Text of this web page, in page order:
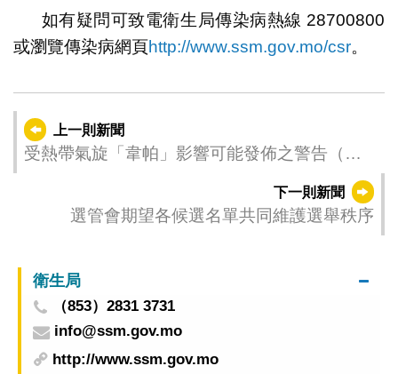
如有疑問可致電衛生局傳染病熱線 28700800
或瀏覽傳染病網頁http://www.ssm.gov.mo/csr。
上一則新聞
受熱帶氣旋「韋帕」影響可能發佈之警告（更
下一則新聞
選管會期望各候選名單共同維護選舉秩序
衛生局
（853）2831 3731
info@ssm.gov.mo
http://www.ssm.gov.mo